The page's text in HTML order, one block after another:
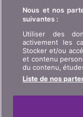
LANGUE
FR IT
Nous et nos
suivantes :
Utiliser des
activement les
Stocker et/ou
et contenu
du contenu,
Liste de nos